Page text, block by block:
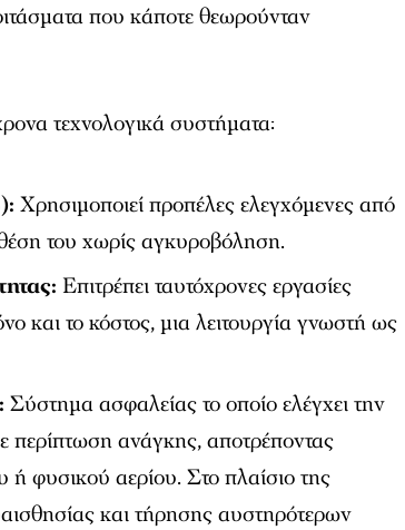
που κάποτε θεωρούνταν
τεχνολογικά συστήματα:
Χρησιμοποιεί προπέλες ελεγχόμενες από
του χωρίς αγκυροβόληση.
Επιτρέπει ταυτόχρονες εργασίες
και το κόστος, μια λειτουργία γνωστή ως
Σύστημα ασφαλείας το οποίο ελέγχει την
περίπτωση ανάγκης, αποτρέποντας
ή φυσικού αερίου. Στο πλαίσιο της
και τήρησης αυστηρότερων